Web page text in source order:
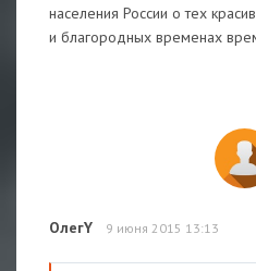
населения России о тех
и благородных временах
ОлегY 9 июня 2015 13:13